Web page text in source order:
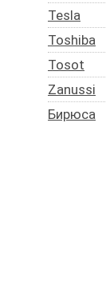
Tesla
Toshiba
Tosot
Zanussi
Бирюса